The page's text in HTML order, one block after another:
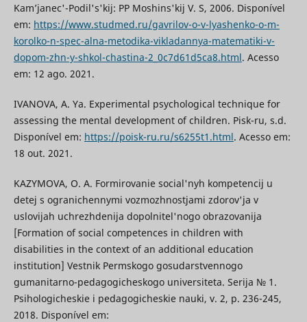
Kam’janec'-Podіl's'kij: PP Moshins'kij V. S, 2006. Disponível
em: https://www.studmed.ru/gavrilov-o-v-lyashenko-o-m-
korolko-n-spec-alna-metodika-vikladannya-matematiki-v-
dopom-zhn-y-shkol-chastina-2_0c7d61d5ca8.html. Acesso
em: 12 ago. 2021.
IVANOVA, A. Ya. Experimental psychological technique for
assessing the mental development of children. Pisk-ru, s.d.
Disponível em: https://poisk-ru.ru/s6255t1.html. Acesso em:
18 out. 2021.
KAZYMOVA, O. A. Formirovanie social'nyh kompetencij u
detej s ogranichennymi vozmozhnostjami zdorov'ja v
uslovijah uchrezhdenija dopolnitel'nogo obrazovanija
[Formation of social competences in children with
disabilities in the context of an additional education
institution] Vestnik Permskogo gosudarstvennogo
gumanitarno-pedagogicheskogo universiteta. Serija № 1.
Psihologicheskie i pedagogicheskie nauki, v. 2, p. 236-245,
2018. Disponível em: